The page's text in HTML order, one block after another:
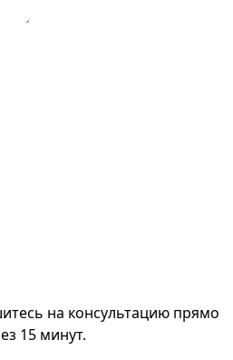
на консультацию прямо
15 минут.